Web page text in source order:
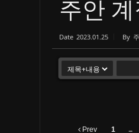
주안
Date 2023.01.25 By
Prev 1 ...